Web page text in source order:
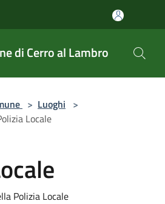
di Cerro al Lambro
> Luoghi >
Locale
Polizia Locale